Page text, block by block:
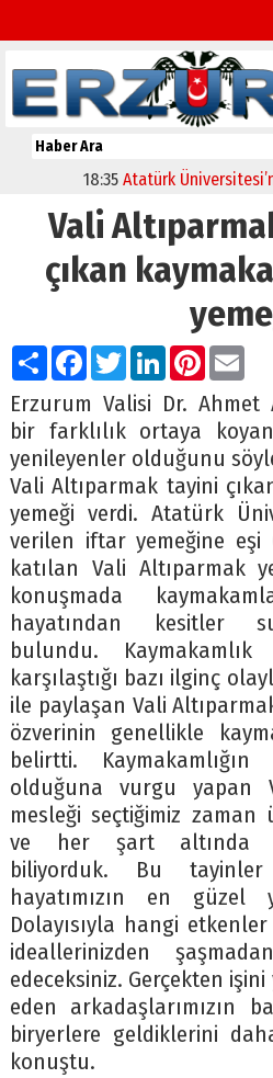
Atatürk Üniversitesi’nin
Vali
çıkan
PaylaşFacebook
TwitterLinkedIn
Erzurum Valisi Dr. Ahmet
bir farklılık ortaya
yenileyenler olduğunu
Vali Altıparmak tayini
yemeği verdi. Atatürk
verilen iftar yemeğine eşi
katılan Vali Altıparmak
konuşmada
hayatından kesitler
bulundu. Kaymakamlık
karşılaştığı bazı ilginç
ile paylaşan Vali
özverinin genellikle
belirtti.
olduğuna vurgu yapan
mesleği seçtiğimiz
ve her şart altında
biliyorduk. Bu
hayatımızın en güzel
Dolayısıyla hangi
ideallerinizden
edeceksiniz. Gerçekten
eden arkadaşlarımızın
biryerlere geldiklerini
konuştu.